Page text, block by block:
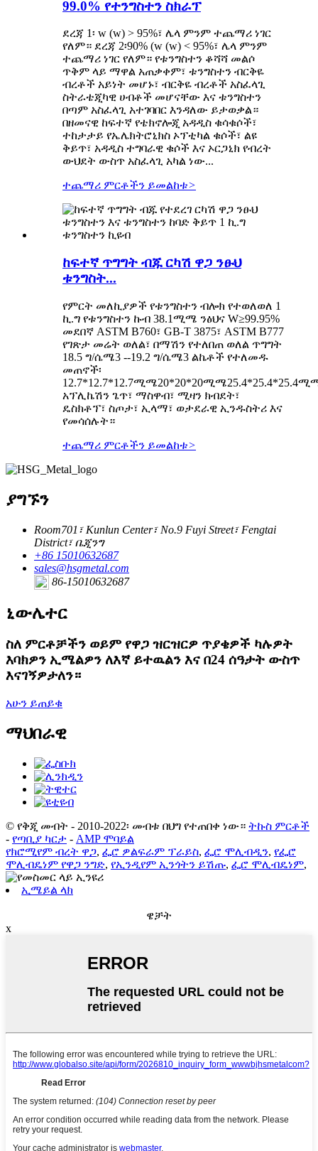
99.0% የተንግስተን ስክራፕ
ደረጃ 1፡ w (w) > 95%፣ ሌላ ምንም ተጨማሪ ነገር
የለም። ደረጃ 2፡90% (w (w) < 95%፣ ሌላ ምንም
ተጨማሪ ነገር የለም። የቱንግስተን ቆሻሻ መልሶ
ጥቅም ላይ ማዋል አጠቃቀም፣ ቱንግስተን ብርቅዬ
ብረቶች አይነት መሆኑ፣ ብርቅዬ ብረቶች አስፈላጊ
ስትራቴጂካዊ ሀብቶች መሆናቸው እና ቱንግስተን
በጣም አስፈላጊ አተገባበር እንዳለው ይታወቃል።
በዘመናዊ ከፍተኛ የቴክኖሎጂ አዳዲስ ቁሳቁሶች፣
ተከታታይ የኤሌክትሮኒክስ ኦፕቲካል ቁሶች፣ ልዩ
ቅይጥ፣ አዳዲስ ተግባራዊ ቁሶች እና ኦርጋኒክ የብረት
ውህደት ውስጥ አስፈላጊ አካል ነው...
ተጨማሪ ምርቶችን ይመልከቱ>
ከፍተኛ ጥግግት ብጁ ርካሽ ዋጋ ንፁህ
ቱንግስት...
የምርት መለኪያዎች የቱንግስተን ብሎክ የተወለወለ 1
ኪ.ግ የቱንግስተን ኩብ 38.1ሚሜ ንፅህና W≥99.95%
መደበኛ ASTM B760፣ GB-T 3875፣ ASTM B777
የገጽታ መሬት ወለል፣ በማሽን የተለበጠ ወለል ጥግግት
18.5 ግ/ሴሜ3 --19.2 ግ/ሴሜ3 ልኬቶች የተለመዱ
መጠኖች፡
አፕሊኬሽን ጌጥ፣ ማስዋብ፣ ሚዛን ክብደት፣
ዴስክቶፕ፣ ስጦታ፣ ኢላማ፣ ወታደራዊ ኢንዱስትሪ እና
የመሳሰሉት።
ተጨማሪ ምርቶችን ይመልከቱ>
ያግኙን
Room701፣ Kunlun Center፣ No.9 Fuyi Street፣ Fengtai
District፣ ቤጂንግ
+86 15010632687
sales@hsgmetal.com
86-15010632687
ኒውሌተር
ስለ ምርቶቻችን ወይም የዋጋ ዝርዝርዎ ጥያቄዎች ካሉዎት
እባክዎን ኢሜልዎን ለእኛ ይተዉልን እና በ24 ሰዓታት ውስጥ
እናገኝዎታለን።
አሁን ይጠይቁ
ማህበራዊ
© የቅጂ መብት - 2010-2022፡ መብቱ በህግ የተጠበቀ ነው። ትኩስ ምርቶች
- የጣቢያ ካርታ - AMP ሞባይል
የክሮሚየም ብረት ዋጋ, ፌሮ ዎልፍራም ፕራይስ, ፌሮ ሞሊብዲን, የፌሮ
ሞሊብዴነም የዋጋ ንግድ, የኢንዲየም ኢንጎትን ይሽጡ, ፌሮ ሞሊብዴነም,
ኢሜይል ላክ
ዌቻት
x